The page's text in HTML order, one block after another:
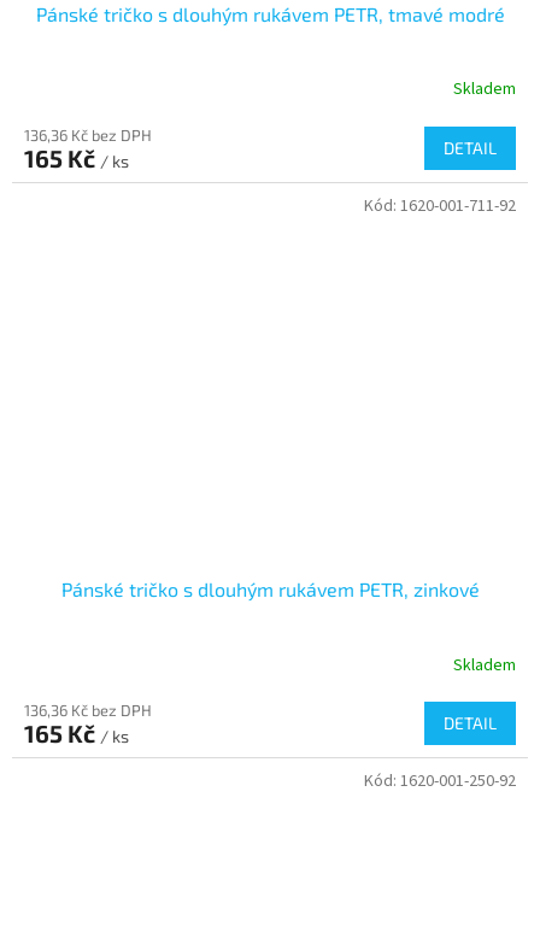
Pánské tričko s dlouhým rukávem PETR, tmavé modré
Skladem
136,36 Kč bez DPH
165 Kč / ks
DETAIL
Pánské tričko s dlouhým rukávem PETR, zinkové
Skladem
136,36 Kč bez DPH
165 Kč / ks
DETAIL
Kód: 1620-001-711-92
Kód: 1620-001-250-92